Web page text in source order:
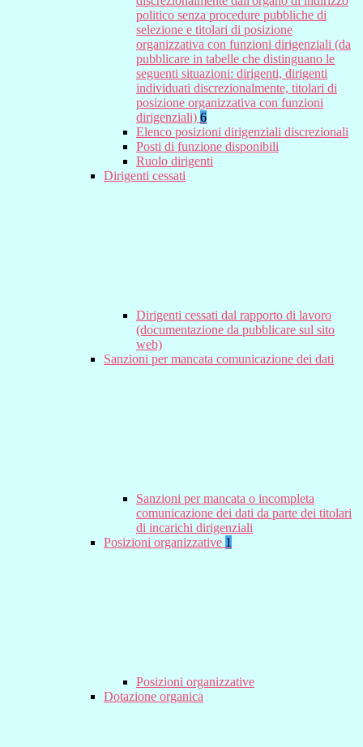
politico senza procedure pubbliche di
selezione e titolari di posizione
organizzativa con funzioni dirigenziali (da
pubblicare in tabelle che distinguano le
seguenti situazioni: dirigenti, dirigenti
individuati discrezionalmente, titolari di
posizione organizzativa con funzioni
dirigenziali) 6
Elenco posizioni dirigenziali discrezionali
Posti di funzione disponibili
Ruolo dirigenti
Dirigenti cessati
Dirigenti cessati dal rapporto di lavoro
(documentazione da pubblicare sul sito
web)
Sanzioni per mancata comunicazione dei dati
Sanzioni per mancata o incompleta
comunicazione dei dati da parte dei titolari
di incarichi dirigenziali
Posizioni organizzative 1
Posizioni organizzative
Dotazione organica